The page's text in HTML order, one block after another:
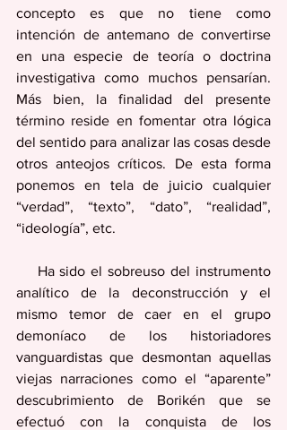
concepto es que no tiene como
intención de antemano de convertirse
en una especie de teoría o doctrina
investigativa como muchos pensarían.
Más bien, la finalidad del presente
término reside en fomentar otra lógica
del sentido para analizar las cosas desde
otros anteojos críticos. De esta forma
ponemos en tela de juicio cualquier
“verdad”, “texto”, “dato”, “realidad”,
“ideología”, etc.
analítico de la deconstrucción y el
mismo temor de caer en el grupo
demoníaco de los historiadores
vanguardistas que desmontan aquellas
viejas narraciones como el “aparente”
descubrimiento de Borikén que se
efectuó con la conquista de los